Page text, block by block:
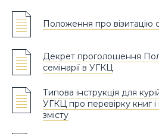
Положення про візитацію
Декрет проголошення
семінарії в УГКЦ
Типова інструкція для
УГКЦ про перевірку книг і
змісту